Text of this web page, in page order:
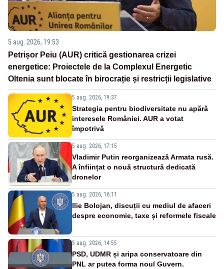
5 aug. 2026, 19:53
Petrișor Peiu (AUR) critică gestionarea crizei
energetice: Proiectele de la Complexul Energetic
Oltenia sunt blocate în birocrație și restricții legislative
5 aug. 2026, 19:37
Strategia pentru biodiversitate nu apără
interesele României. AUR a votat
împotrivă
5 aug. 2026, 17:15
Vladimir Putin reorganizează Armata rusă.
A înființat o nouă structură dedicată
dronelor
5 aug. 2026, 16:11
Ilie Bolojan, discuții cu mediul de afaceri
despre economie, taxe și reformele fiscale
5 aug. 2026, 14:55
PSD, UDMR și aripa conservatoare din
PNL ar putea forma noul Guvern.